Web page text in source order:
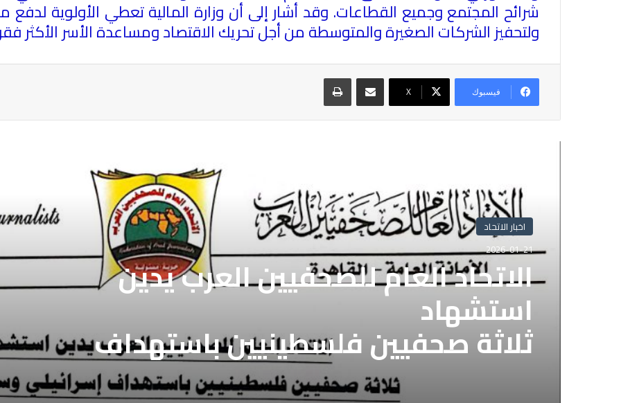
شرائح المجتمع وجميع القطاعات. وقد أشار إلى أن وزارة الماليةتعطي الأولوية لدفع
ولتحفيز الشركات الصغيرة والمتوسطة من أجل تحريك الاقتصاد ومساعدة الأسر الأكثر
فيسبوك X
مشاركة عبر البريد طباعة
اخبار الاتحاد
2026-01-21
الاتحاد العام للصحفيين العرب يدين
استشهاد
ثلاثة صحفيين فلسطينيين باستهداف
إسرائيلي وسط قطاع غزة